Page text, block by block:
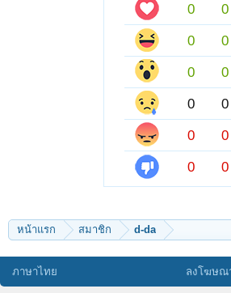
0
0
0
0
0
0
0
0
0
0
0
0
หน้าแรก สมาชิก d-da
ภาษาไทย ลงโฆษณ